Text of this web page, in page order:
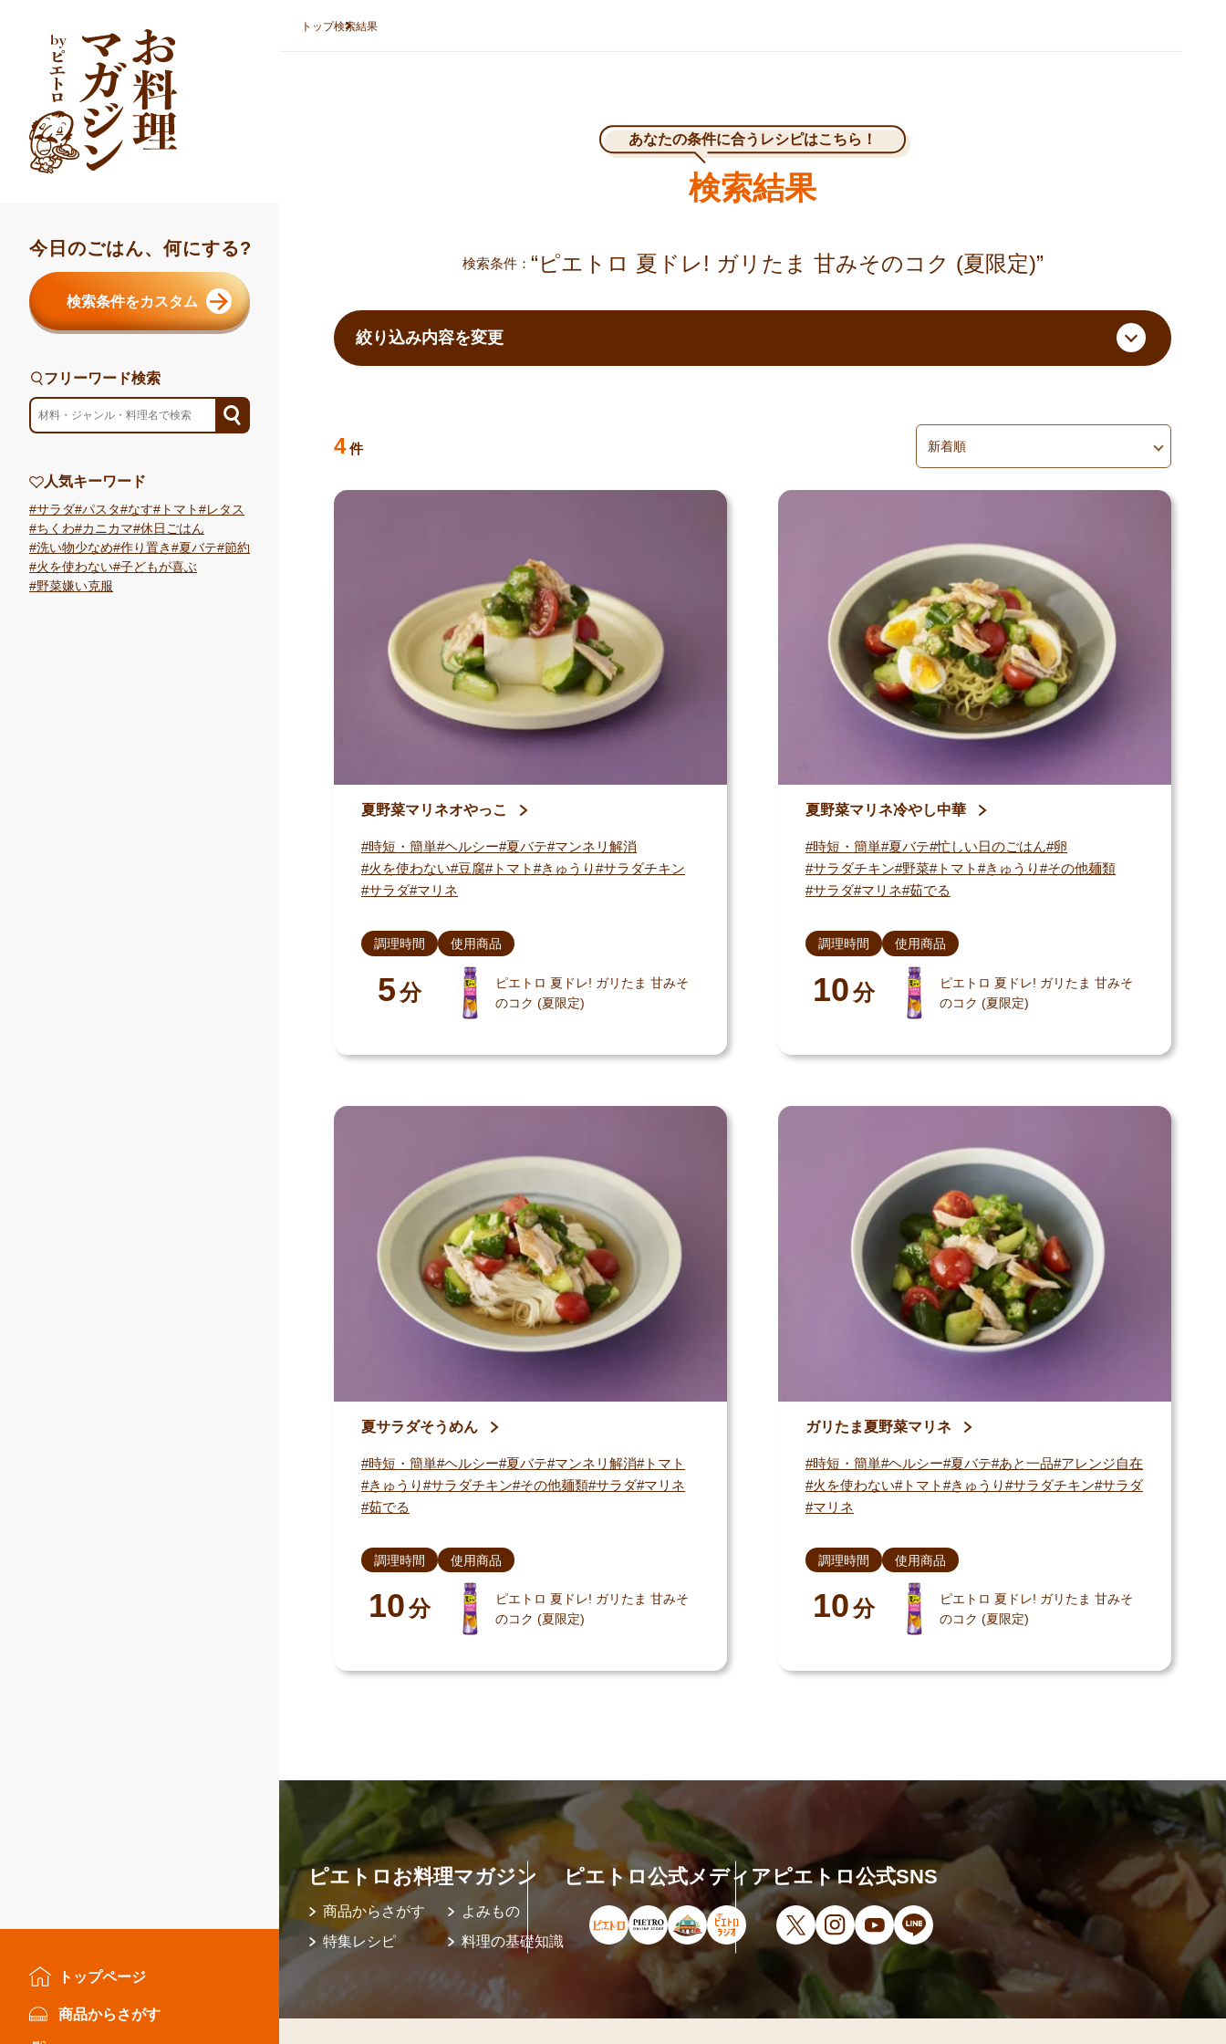
今日のごはん、何にする?
検索条件をカスタム
フリーワード検索
フリーワード検索
人気キーワード
サラダ パスタ なす トマト
レタス
ちくわ
カニカマ 休日ごはん
洗い物少なめ 作り置き 夏バテ 節約
火を使わない 子どもが喜ぶ
野菜嫌い克服
トップページ
商品からさがす
トップ検索結果
検索結果
あなたの条件に合うレシピはこちら！
検索条件 “ピエトロ 夏ドレ! ガリたま 甘みそのコク (夏限定)”
絞り込み内容を変更
4 件
並べ替え
夏野菜マリネオやっこ
時短・簡単 ヘルシー 夏バテ マンネリ解消
火を使わない 豆腐 トマト きゅうり
サラダチキン
サラダ マリネ
調理時間
5分
使用商品
ピエトロ 夏ドレ! ガリたま 甘みそ
のコク (夏限定)
夏野菜マリネ冷やし中華
時短・簡単 夏バテ 忙しい日のごはん 卵
サラダチキン 野菜 トマト きゅうり
その他麺類
サラダ マリネ 茹でる
調理時間
10分
使用商品
ピエトロ 夏ドレ! ガリたま 甘みそ
のコク (夏限定)
夏サラダそうめん
時短・簡単 ヘルシー 夏バテ マンネリ解消 トマト
きゅうり
サラダチキン その他麺類 サラダ マリネ
茹でる
調理時間
10分
使用商品
ピエトロ 夏ドレ! ガリたま 甘みそ
のコク (夏限定)
ガリたま夏野菜マリネ
時短・簡単 ヘルシー 夏バテ あと一品 アレンジ自在
火を使わない トマト きゅうり サラダチキン サラダ
マリネ
調理時間
10分
使用商品
ピエトロ 夏ドレ! ガリたま 甘みそ
のコク (夏限定)
ピエトロお料理マガジン
商品からさがす
特集レシピ
よみもの
料理の基礎知識
ピエトロ公式メディア
ピエトロ公式サイト（新しいウィンドウで開きます）
ピエトロオンラインストア（新しいウィンドウで開きます）
ピエトロホームタウン（新しいウィンドウで開きます）
ピエトロラジオ（新しいウィンドウで開きます）
ピエトロ公式SNS
X（新しいウィンドウで開きます）
Instagram（新しいウィンドウで開きます）
YouTube（新しいウィンドウで開きます）
LINE（新しいウィンドウで開きます）